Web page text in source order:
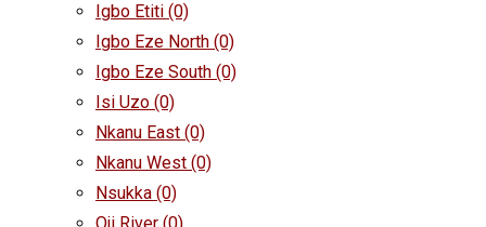
Igbo Etiti (0)
Igbo Eze North (0)
Igbo Eze South (0)
Isi Uzo (0)
Nkanu East (0)
Nkanu West (0)
Nsukka (0)